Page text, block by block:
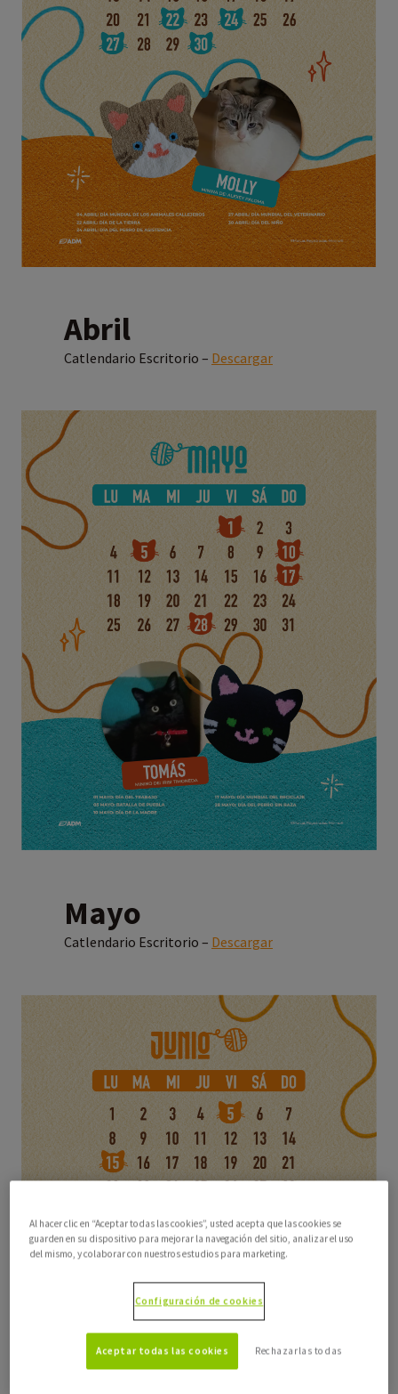
Abril
Catlendario Escritorio – Descargar
Mayo
Catlendario Escritorio – Descargar
Al hacer clic en “Aceptar todas las cookies”, usted acepta que las cookies se
guarden en su dispositivo para mejorar la navegación del sitio, analizar el uso
del mismo, y colaborar con nuestros estudios para marketing.
Configuración de cookies
Rechazarlas todas
Aceptar todas las cookies